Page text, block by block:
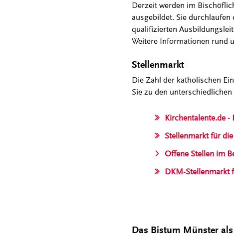
Derzeit werden im
ausgebildet. Sie
qualifizierten
Weitere Informationen rund
Stellenmarkt
Die Zahl der katholischen
Sie zu den
Kirchentalente.de
Stellenmarkt für
Offene Stellen im
DKM-Stellenmarkt
Das Bistum Münster